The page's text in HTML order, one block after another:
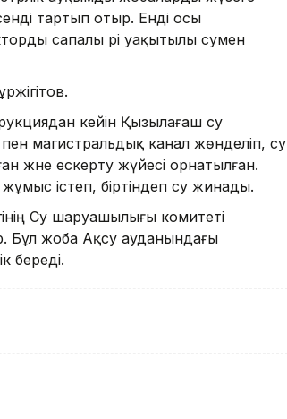
тартып отыр. Енді осы
сапалы әрі уақытылы сумен
кейін Қызылағаш су
магистральдық канал жөнделіп, су
және ескерту жүйесі орнатылған.
істеп, біртіндеп су жинады.
Су шаруашылығы комитеті
Бұл жоба Ақсу ауданындағы
береді.